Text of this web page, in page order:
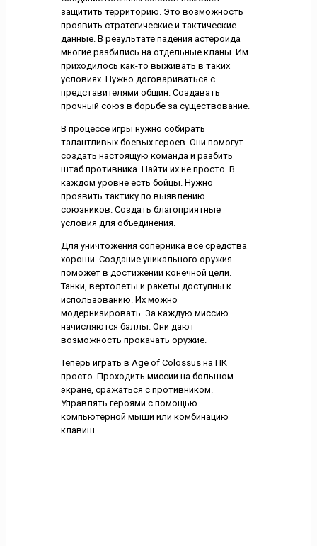
защитить территорию. Это возможность
проявить стратегические и тактические
данные. В результате падения астероида
многие разбились на отдельные кланы. Им
приходилось как-то выживать в таких
условиях. Нужно договариваться с
представителями общин. Создавать
прочный союз в борьбе за существование.
В процессе игры нужно собирать
талантливых боевых героев. Они помогут
создать настоящую команда и разбить
штаб противника. Найти их не просто. В
каждом уровне есть бойцы. Нужно
проявить тактику по выявлению
союзников. Создать благоприятные
условия для объединения.
Для уничтожения соперника все средства
хороши. Создание уникального оружия
поможет в достижении конечной цели.
Танки, вертолеты и ракеты доступны к
использованию. Их можно
модернизировать. За каждую миссию
начисляются баллы. Они дают
возможность прокачать оружие.
Теперь играть в Age of Colossus на ПК
просто. Проходить миссии на большом
экране, сражаться с противником.
Управлять героями с помощью
компьютерной мыши или комбинацию
клавиш.